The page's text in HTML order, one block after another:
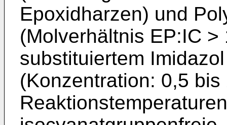
Epoxidharzen) und
(Molverhältnis EP:IC
substituiertem
(Konzentration: 0,5